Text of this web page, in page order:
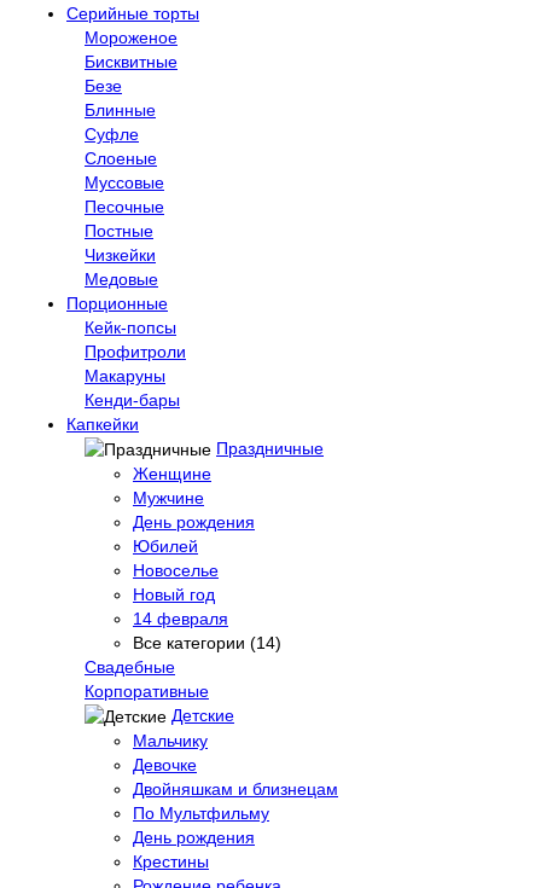
Серийные торты
Мороженое
Бисквитные
Безе
Блинные
Суфле
Слоеные
Муссовые
Песочные
Постные
Чизкейки
Медовые
Порционные
Кейк-попсы
Профитроли
Макаруны
Кенди-бары
Капкейки
Праздничные
Женщине
Мужчине
День рождения
Юбилей
Новоселье
Новый год
14 февраля
Все категории (14)
Свадебные
Корпоративные
Детские
Мальчику
Девочке
Двойняшкам и близнецам
По Мультфильму
День рождения
Крестины